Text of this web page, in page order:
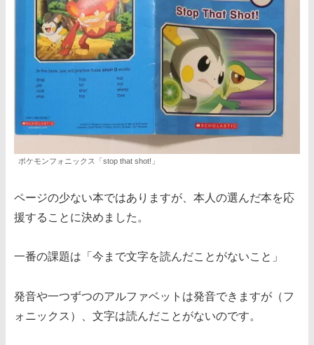
ポケモンフォニックス「stop that shot!」
ページの少ない本ではありますが、本人の選んだ本を応
援することに決めました。
一番の課題は「今まで文字を読んだことがないこと」
発音や一つずつのアルファベットは発音できますが（フ
ォニックス）、文字は読んだことがないのです。